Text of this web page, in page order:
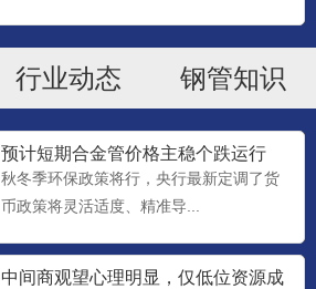
行业动态 钢管知识
预计短期合金管价格主稳个跌运行
秋冬季环保政策将行，央行最新定调了货
币政策将灵活适度、精准导...
中间商观望心理明显，仅低位资源成